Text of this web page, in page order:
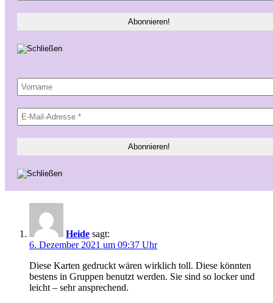
Heide sagt:
6. Dezember 2021 um 09:37 Uhr
Diese Karten gedruckt wären wirklich toll. Diese könnten
bestens in Gruppen benutzt werden. Sie sind so locker und
leicht – sehr ansprechend.